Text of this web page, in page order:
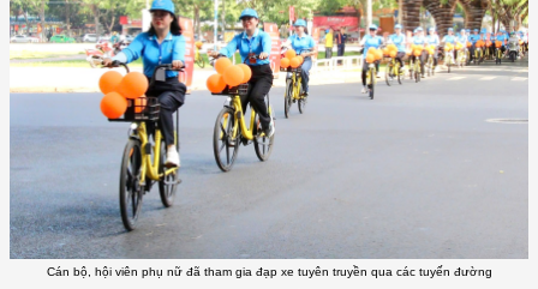
Cán bộ, hội viên phụ nữ đã tham gia đạp xe tuyên truyền qua các tuyến đường